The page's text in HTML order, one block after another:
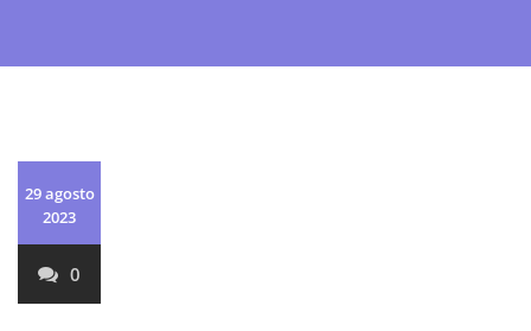
29 agosto
2023
0